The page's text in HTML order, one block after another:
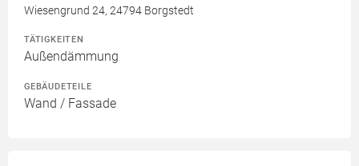
Wiesengrund 24, 24794 Borgstedt
TÄTIGKEITEN
Außendämmung
GEBÄUDETEILE
Wand / Fassade